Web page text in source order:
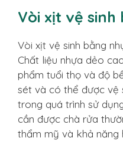
Vòi xịt vệ sinh
Vòi xịt vệ sinh bằng
Chất liệu nhựa dẻo
phẩm tuổi thọ và độ
sét và có thể được vệ
trong quá trình sử
cần được chà rửa
thẩm mỹ và khả năng